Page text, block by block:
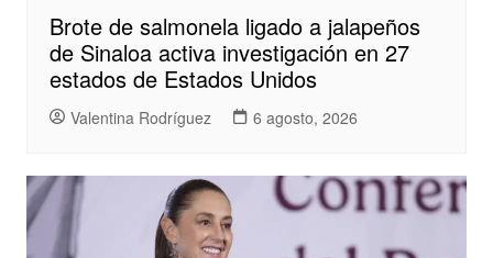
Brote de salmonela ligado a jalapeños
de Sinaloa activa investigación en 27
estados de Estados Unidos
Valentina Rodríguez 6 agosto, 2026